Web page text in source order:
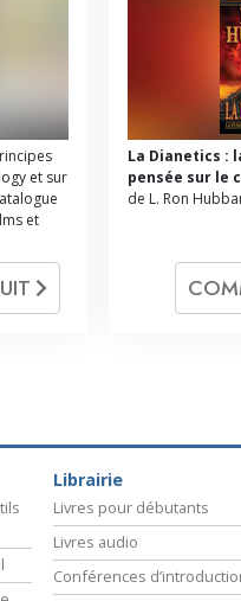
et sur
et
La Dianetics :
pensée sur le
de L. Ron
Librairie
Livres pour débutants
Livres audio
Conférences